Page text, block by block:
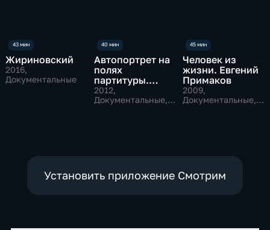
Жириновский
2016,
Документальные
Автопортрет на
полях
партитуры.
Юрий
Темирканов
2012,
Документальные,
Человек из
жизни. Евгений
Примаков
2009,
Документальные,
Установить приложение Смотрим